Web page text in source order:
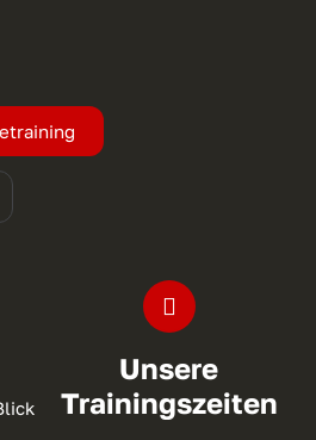
Unsere
Trainingszeiten